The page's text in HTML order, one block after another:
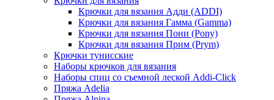
Крючки для вязания Адди (ADDI)
Крючки для вязания Гамма (Gamma)
Крючки для вязания Пони (Pony)
Крючки для вязания Прим (Prym)
Крючки тунисские
Наборы крючков для вязания
Наборы спиц со съемной леской Addi-Click
Пряжа Adelia